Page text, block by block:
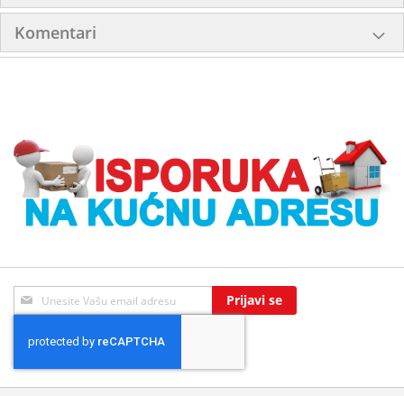
Komentari
Sign
Up
Our
Newsletter:
Prijavi se